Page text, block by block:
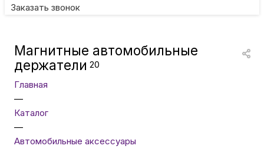
Заказать звонок
Умные кольца
Магнитные автомобильные
держатели 20
Главная
—
Каталог
—
Автомобильные аксессуары